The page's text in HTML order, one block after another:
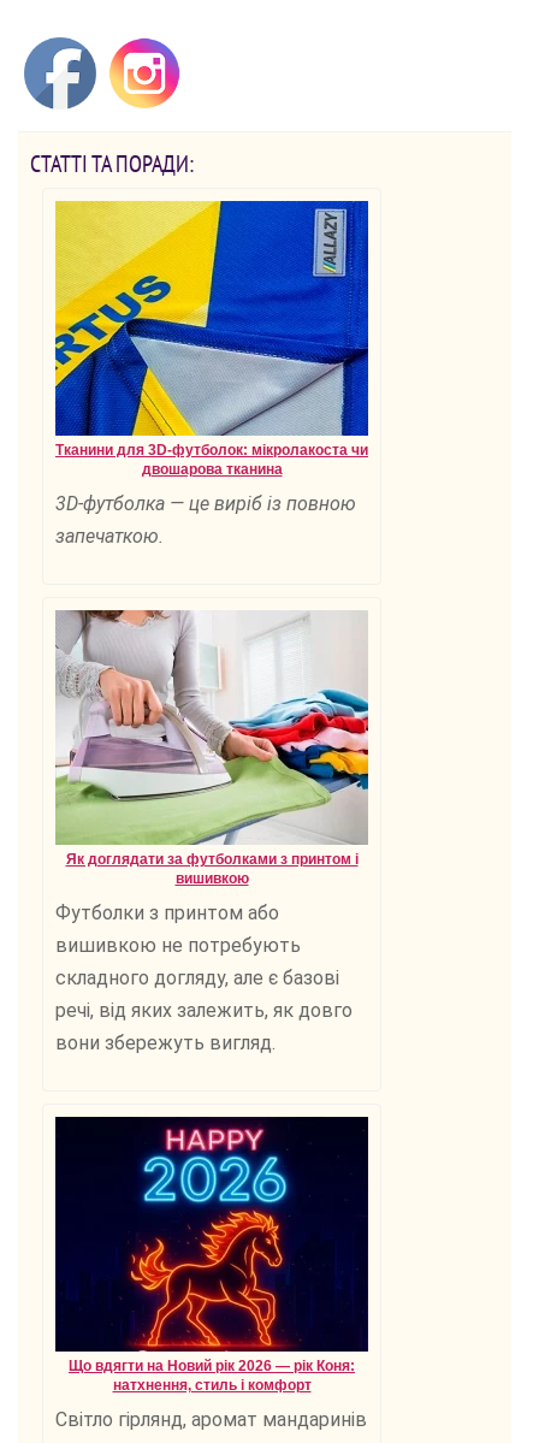
СТАТТІ ТА ПОРАДИ:
Тканини для 3D-футболок: мікролакоста чи
двошарова тканина
3D-футболка — це виріб із повною
запечаткою.
Як доглядати за футболками з принтом і
вишивкою
Футболки з принтом або
вишивкою не потребують
складного догляду, але є базові
речі, від яких залежить, як довго
вони збережуть вигляд.
Що вдягти на Новий рік 2026 — рік Коня:
натхнення, стиль і комфорт
Світло гірлянд, аромат мандаринів